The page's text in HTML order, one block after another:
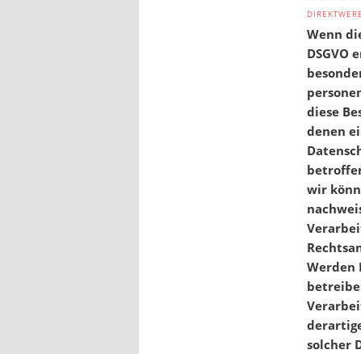
Wenn
DSGVO
diese
denen
wir
Werden
solcher